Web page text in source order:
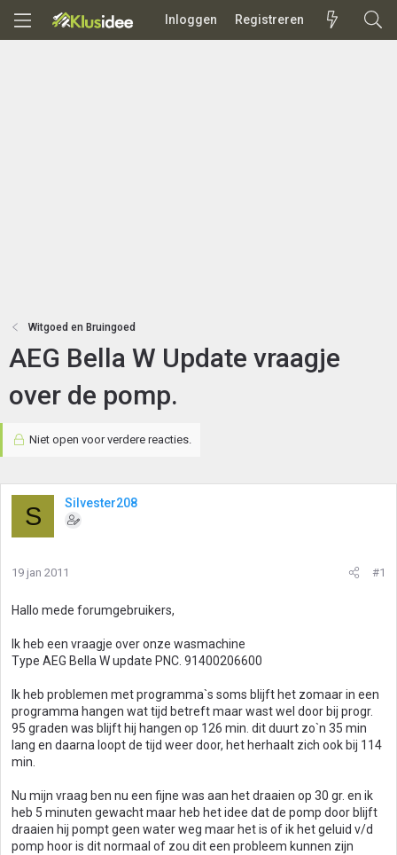
Inloggen Registreren
Witgoed en Bruingoed
AEG Bella W Update vraagje
over de pomp.
Niet open voor verdere reacties.
S Silvester208
19 jan 2011 #1
Hallo mede forumgebruikers,
Ik heb een vraagje over onze wasmachine
Type AEG Bella W update PNC. 91400206600
Ik heb problemen met programma`s soms blijft het zomaar in een
programma hangen wat tijd betreft maar wast wel door bij progr.
95 graden was blijft hij hangen op 126 min. dit duurt zo`n 35 min
lang en daarna loopt de tijd weer door, het herhaalt zich ook bij 114
min.
Nu mijn vraag ben nu een fijne was aan het draaien op 30 gr. en ik
heb 5 minuten gewacht maar heb het idee dat de pomp door blijft
draaien hij pompt geen water weg maar het is of ik het geluid v/d
pomp hoor is dit normaal of zou dit een probleem kunnen zijn